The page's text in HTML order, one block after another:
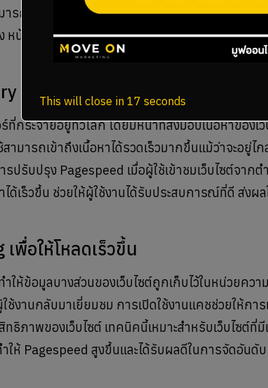
รถใช้ย่อขนาดไฟล์ CSS และ JavaScript ได้มีอยู่หล
หน้าเว็บไซต์จะโหลดได้เร็วขึ้น ซึ่งส่งผลให้
Network (CDN)
ร์ที่กระจายอยู่ทั่วโลก โดยมีหน้าที่ส่งมอบเนื้อหาของเ
ามารถเข้าถึงเนื้อหาได้รวดเร็วมากขึ้นแม้ว่าจะอยู่ไ
ปรับปรุง Pagespeed เมื่อผู้ใช้เข้าชมเว็บไซต์จากต
ได้เร็วขึ้น ช่วยให้ผู้ใช้งานได้รับประสบการณ์ที่ดี ส่ง
พื่อให้โหลดเร็วขึ้น
ให้ข้อมูลบางส่วนของเว็บไซต์ถูกเก็บไว้ในหน่วยควา
ช้งานกลับมาเยี่ยมชม การเปิดใช้งานแคชช่วยให้กา
ทธิภาพของเว็บไซต์ เทคนิคนี้เหมาะสำหรับเว็บไซต์ที่
ให้ Pagespeed สูงขึ้นและได้รับผลดีในการจัดอันดับ
This will close in 16 seconds